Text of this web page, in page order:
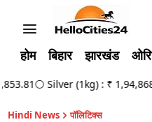
होम बिहार झारखंड
⚪ Silver (1kg) : ₹
Hindi News पॉलिटिक्स